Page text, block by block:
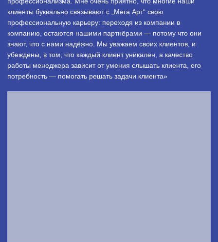
клиенты буквально связывают с „Мега Арт“ свою
профессиональную карьеру: переходя из компании в
компанию, остаются нашими партнёрами — потому что они
знают, что с нами надёжно. Мы уважаем своих клиентов, и
убеждены, в том, что каждый клиент уникален, а качество
работы менеджера зависит от умения слышать клиента, его
потребность — помогать решать задачи клиента».